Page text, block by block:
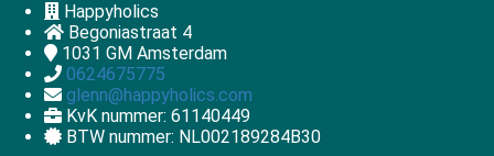
Happyholics
Begoniastraat 4
1031 GM Amsterdam
0624675775
glenn@happyholics.com
KvK nummer: 61140449
BTW nummer: NL002189284B30